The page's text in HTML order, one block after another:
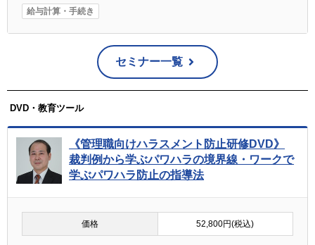
給与計算・手続き
セミナー一覧
DVD・教育ツール
《管理職向けハラスメント防止研修DVD》
裁判例から学ぶパワハラの境界線・ワークで
学ぶパワハラ防止の指導法
価格 52,800円(税込)